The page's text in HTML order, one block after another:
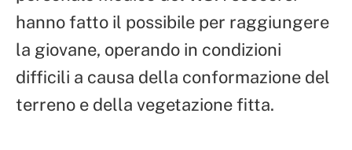
hanno fatto il possibile per raggiungere
la giovane, operando in condizioni
difficili a causa della conformazione del
terreno e della vegetazione fitta.